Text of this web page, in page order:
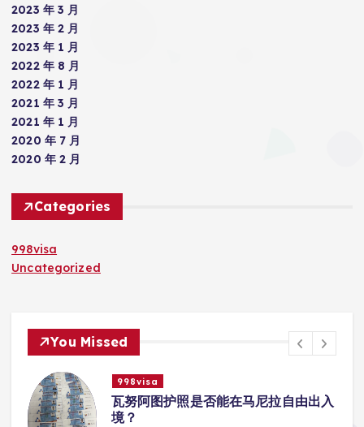
2023 年 3 月
2023 年 2 月
2023 年 1 月
2022 年 8 月
2022 年 1 月
2021 年 3 月
2021 年 1 月
2020 年 7 月
2020 年 2 月
Categories
998visa
Uncategorized
You Missed
998visa
瓦努阿图护照是否能在马尼拉使用国际
学校的注册？